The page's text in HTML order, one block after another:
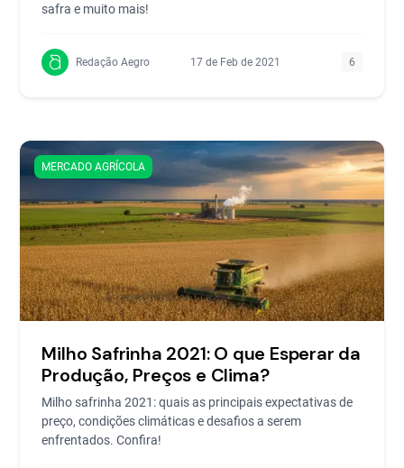
safra e muito mais!
Redação Aegro 17 de Feb de 2021 6
MERCADO AGRÍCOLA
Milho Safrinha 2021: O que Esperar da
Produção, Preços e Clima?
Milho safrinha 2021: quais as principais expectativas de
preço, condições climáticas e desafios a serem
enfrentados. Confira!